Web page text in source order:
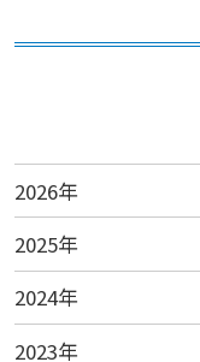
2026年
2025年
2024年
2023年